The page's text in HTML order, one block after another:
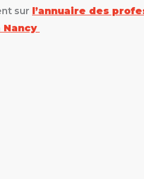
sur l’annuaire des